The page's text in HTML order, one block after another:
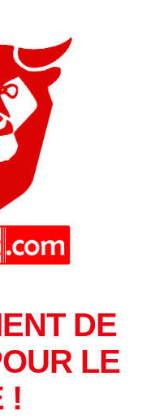
DE
LE
!